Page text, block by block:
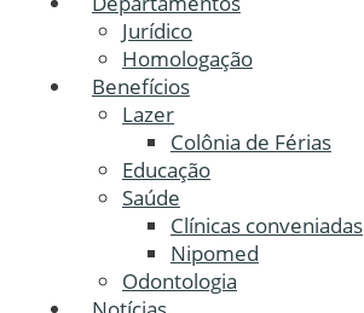
Jurídico
Homologação
Benefícios
Lazer
Colônia de Férias
Educação
Saúde
Clínicas conveniadas
Nipomed
Odontologia